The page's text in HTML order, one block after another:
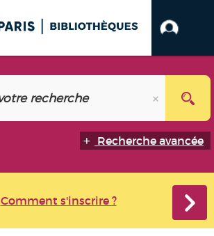
Recherche avancée
Comment s'inscrire ?